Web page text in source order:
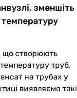
зменшіть
температуру
що створюють
труб.
на трубах у
виявляємо такі